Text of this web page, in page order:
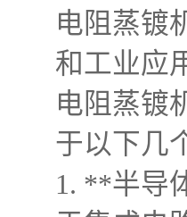
电阻蒸镀
和工业应
电阻蒸镀
于以下几
1. **半导